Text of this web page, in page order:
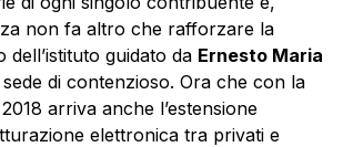
non fa altro che rafforzare la
guidato da Ernesto Maria
di contenzioso. Ora che con la
arriva anche l’estensione
elettronica tra privati e